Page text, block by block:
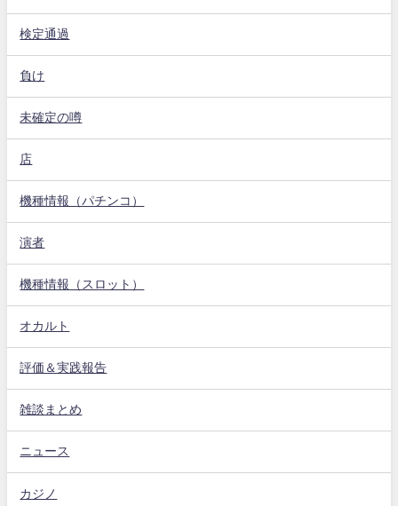
検定通過
負け
未確定の噂
店
機種情報（パチンコ）
演者
機種情報（スロット）
オカルト
評価＆実践報告
雑談まとめ
ニュース
カジノ